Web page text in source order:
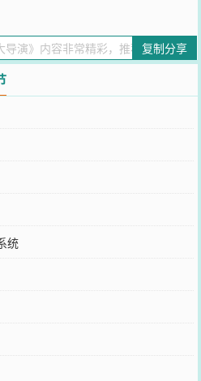
复制分享
统